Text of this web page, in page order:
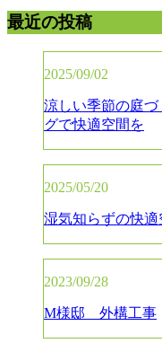
最近の投稿
2025/09/02
涼しい季節の庭
グで快適空間を
2025/05/20
湿気知らずの快
2023/09/28
M様邸 外構工事